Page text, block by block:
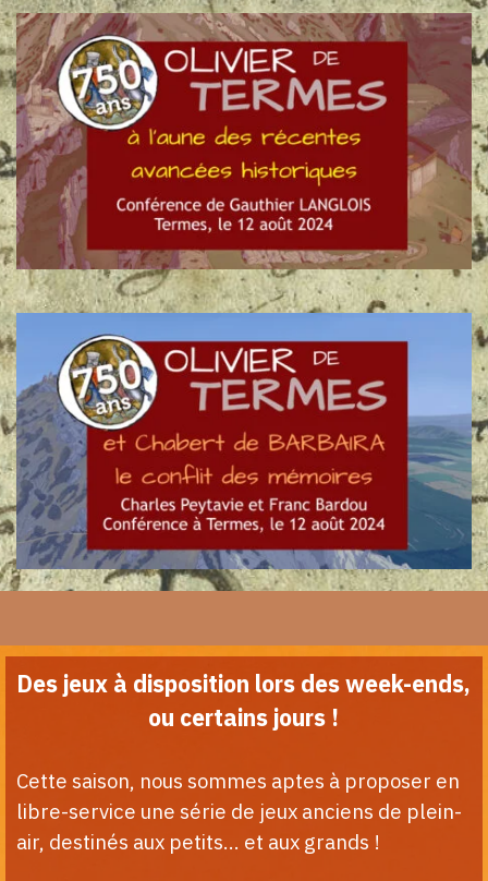
Des jeux à disposition lors des week-ends,
ou certains jours !
Cette saison, nous sommes aptes à proposer en
libre-service une série de jeux anciens de plein-
air, destinés aux petits... et aux grands !